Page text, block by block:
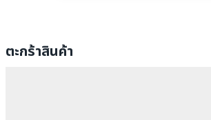
ตะกร้าสินค้า